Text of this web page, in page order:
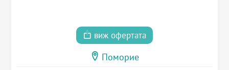
виж офертата
Поморие